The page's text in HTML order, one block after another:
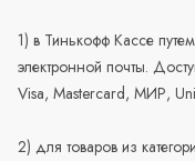
1) в Тинькофф Кассе
электронной почты.
Visa, Mastercard, МИР,
2) для товаров из